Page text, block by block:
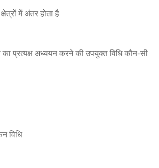
में अंतर होता है
का प्रत्यक्ष अध्ययन करने की उपयुक्त विधि कौन-सी
विधि